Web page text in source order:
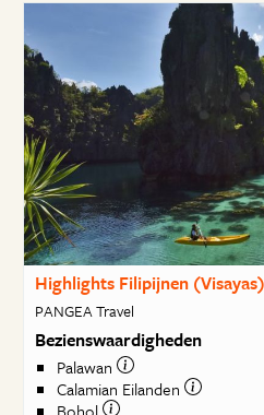
Highlights Filipijnen (Visayas)
PANGEA Travel
Bezienswaardigheden
Palawan
Calamian Eilanden